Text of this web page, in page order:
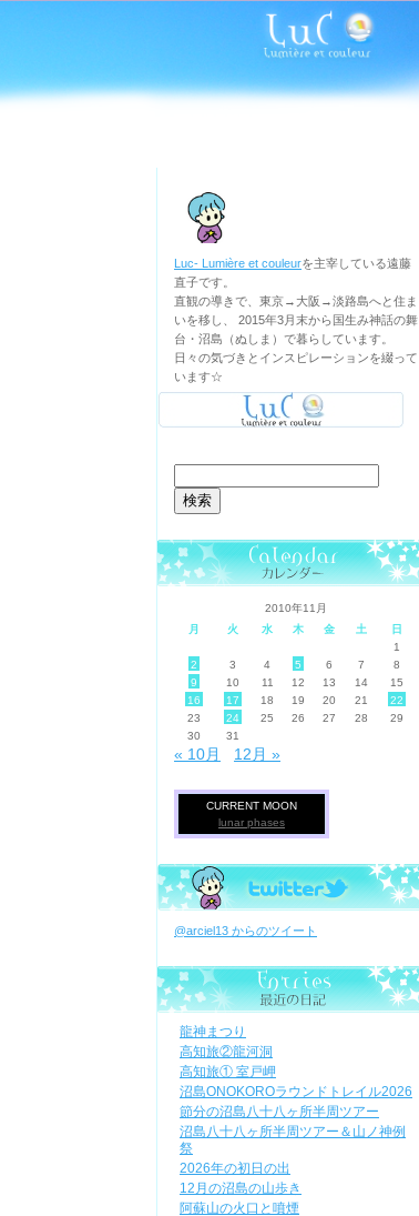
Luc- Lumière et couleurを主宰している遠藤
直子です。
直観の導きで、東京→大阪→淡路島へと住ま
いを移し、 2015年3月末から国生み神話の舞
台・沼島（ぬしま）で暮らしています。
日々の気づきとインスピレーションを綴って
います☆
索:
2010年11月
月
火 水 木 金 土
日
1
2
3 4 5 6 7
8
9
10 11 12 13 14
15
16
17 18 19 20 21
22
23
24 25 26 27 28
29
30
31
« 10月 12月 »
CURRENT MOON
lunar phases
@arciel13 からのツイート
龍神まつり
高知旅②龍河洞
高知旅① 室戸岬
沼島ONOKOROラウンドトレイル2026
節分の沼島八十八ヶ所半周ツアー
沼島八十八ヶ所半周ツアー＆山ノ神例
祭
2026年の初日の出
12月の沼島の山歩き
阿蘇山の火口と噴煙